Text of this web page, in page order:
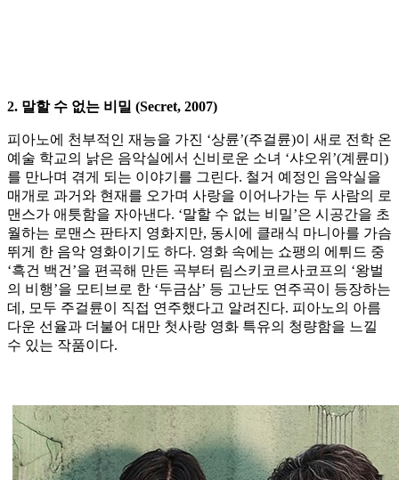
2. 말할 수 없는 비밀 (Secret, 2007)
피아노에 천부적인 재능을 가진 ‘상륜’(주걸륜)이 새로 전학 온
예술 학교의 낡은 음악실에서 신비로운 소녀 ‘샤오위’(계륜미)
를 만나며 겪게 되는 이야기를 그린다. 철거 예정인 음악실을
매개로 과거와 현재를 오가며 사랑을 이어나가는 두 사람의 로
맨스가 애틋함을 자아낸다. ‘말할 수 없는 비밀’은 시공간을 초
월하는 로맨스 판타지 영화지만, 동시에 클래식 마니아를 가슴
뛰게 한 음악 영화이기도 하다. 영화 속에는 쇼팽의 에튀드 중
‘흑건 백건’을 편곡해 만든 곡부터 림스키코르사코프의 ‘왕벌
의 비행’을 모티브로 한 ‘두금삼’ 등 고난도 연주곡이 등장하는
데, 모두 주걸륜이 직접 연주했다고 알려진다. 피아노의 아름
다운 선율과 더불어 대만 첫사랑 영화 특유의 청량함을 느낄
수 있는 작품이다.